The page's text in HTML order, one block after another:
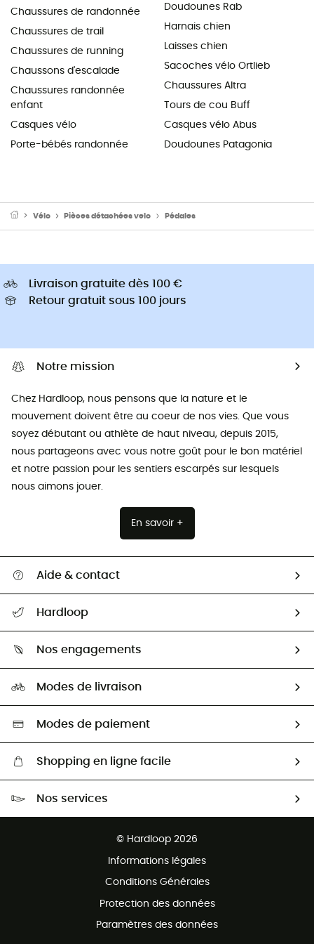
Chaussures de randonnée
Chaussures de trail
Chaussures de running
Chaussons d'escalade
Chaussures randonnée
enfant
Casques vélo
Porte-bébés randonnée
Doudounes Rab
Harnais chien
Laisses chien
Sacoches vélo Ortlieb
Chaussures Altra
Tours de cou Buff
Casques vélo Abus
Doudounes Patagonia
Vélo Pièces détachées velo Pédales
Livraison gratuite dès 100 €
Retour gratuit sous 100 jours
Notre mission
Chez Hardloop, nous pensons que la nature et le
mouvement doivent être au coeur de nos vies. Que vous
soyez débutant ou athlète de haut niveau, depuis 2015,
nous partageons avec vous notre goût pour le bon matériel
et notre passion pour les sentiers escarpés sur lesquels
nous aimons jouer.
En savoir +
Aide & contact
Guide des tailles
Seconde Main
Aide & Contact
Hardloop
HardGuides
Nos engagements
Sélection éco-responsable
Modes de livraison
Modes de paiement
Shopping en ligne facile
Nos services
© Hardloop 2026
Informations légales
Conditions Générales
Protection des données
Paramètres des données